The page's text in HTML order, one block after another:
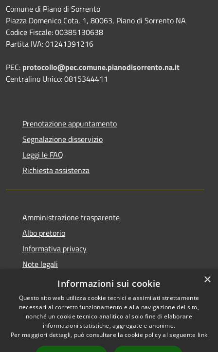
Comune di Piano di Sorrento
Piazza Domenico Cota, 1, 80063, Piano di Sorrento NA
Codice Fiscale: 00385130638
Partita IVA: 01241391216
PEC: protocollo@pec.comune.pianodisorrento.na.it
Centralino Unico: 0815344411
Prenotazione appuntamento
Segnalazione disservizio
Leggi le FAQ
Richiesta assistenza
Amministrazione trasparente
Albo pretorio
Informativa privacy
Note legali
Dichiarazione di accessibilità
Accessibilità
Copyright © 2026 • Comune di
Piano di Sorrento • Powered by
×
Informazioni sui cookie
Questo sito web utilizza cookie tecnici e assimilati strettamente
necessari al corretto funzionamento e alla navigazione del sito,
nonché un cookie tecnico analitico al solo fine di elaborare
informazioni statistiche, aggregate e anonime.
Per maggiori dettagli, può consultare la cookie policy al seguente link